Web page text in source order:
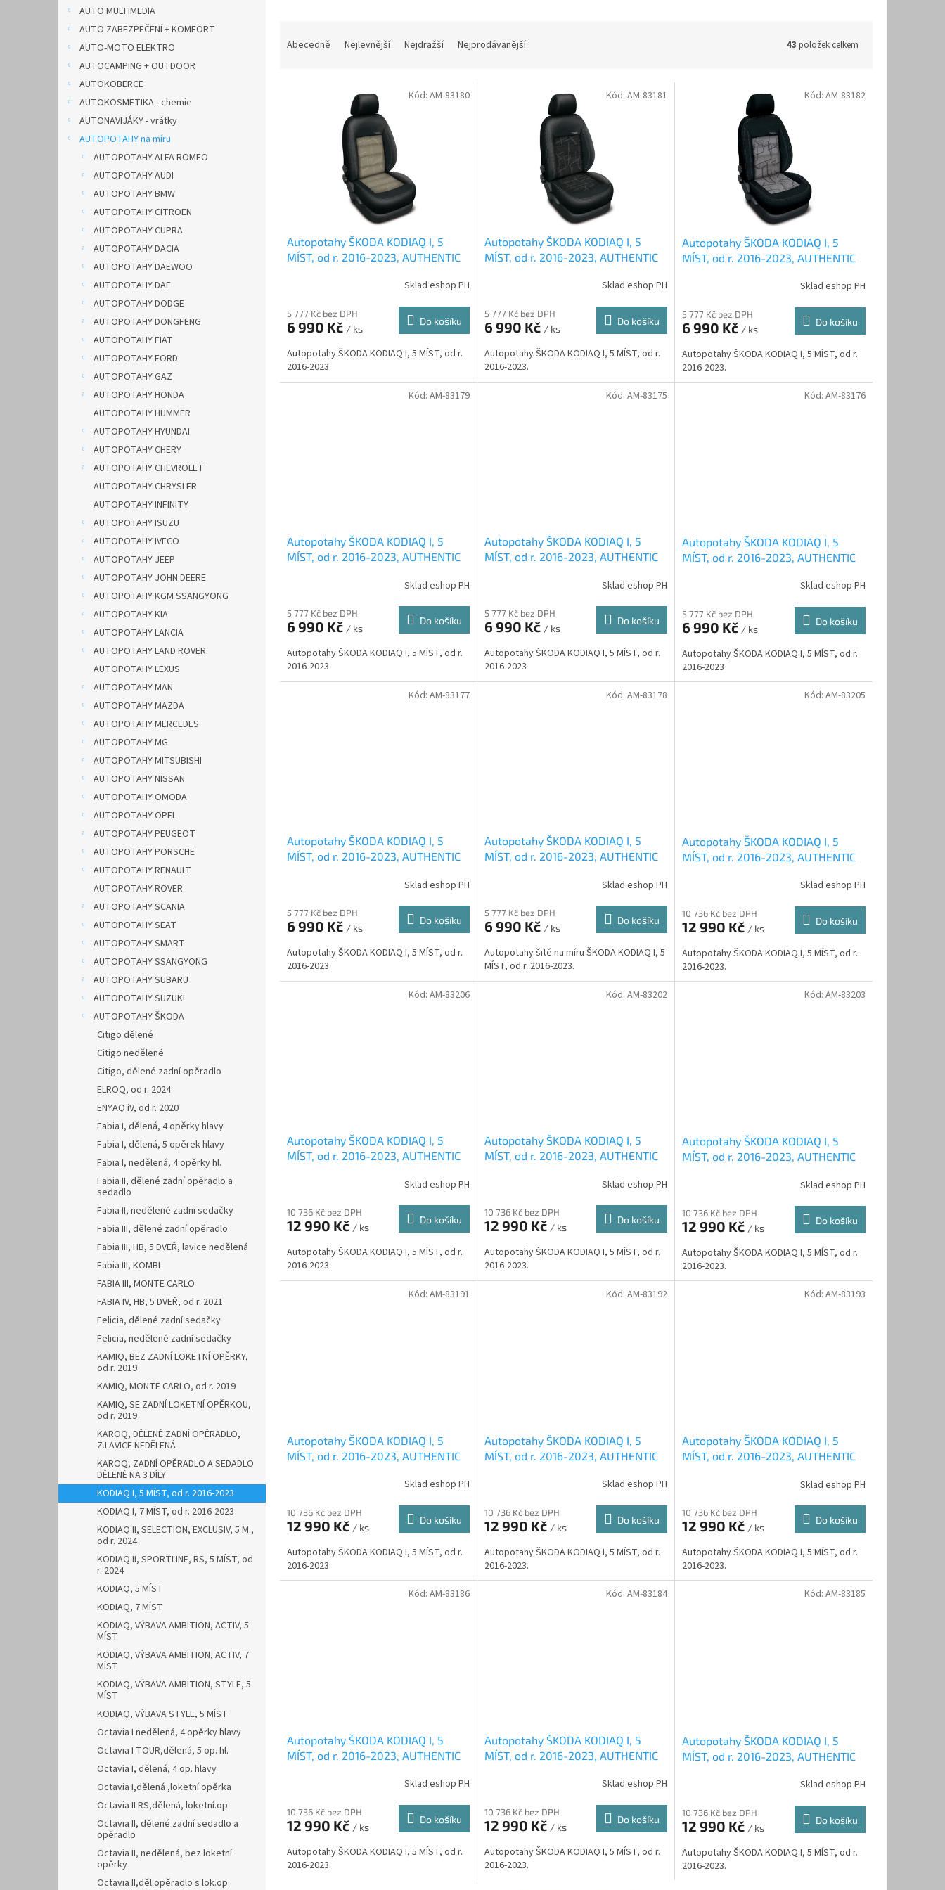
AUTO MULTIMEDIA
AUTO ZABEZPEČENÍ + KOMFORT
AUTO-MOTO ELEKTRO
AUTOCAMPING + OUTDOOR
AUTOKOBERCE
AUTOKOSMETIKA - chemie
AUTONAVIJÁKY - vrátky
AUTOPOTAHY na míru
AUTOPOTAHY ALFA ROMEO
AUTOPOTAHY AUDI
AUTOPOTAHY BMW
AUTOPOTAHY CITROEN
AUTOPOTAHY CUPRA
AUTOPOTAHY DACIA
AUTOPOTAHY DAEWOO
AUTOPOTAHY DAF
AUTOPOTAHY DODGE
AUTOPOTAHY DONGFENG
AUTOPOTAHY FIAT
AUTOPOTAHY FORD
AUTOPOTAHY GAZ
AUTOPOTAHY HONDA
AUTOPOTAHY HUMMER
AUTOPOTAHY HYUNDAI
AUTOPOTAHY CHERY
AUTOPOTAHY CHEVROLET
AUTOPOTAHY CHRYSLER
AUTOPOTAHY INFINITY
AUTOPOTAHY ISUZU
AUTOPOTAHY IVECO
AUTOPOTAHY JEEP
AUTOPOTAHY JOHN DEERE
AUTOPOTAHY KGM SSANGYONG
AUTOPOTAHY KIA
AUTOPOTAHY LANCIA
AUTOPOTAHY LAND ROVER
AUTOPOTAHY LEXUS
AUTOPOTAHY MAN
AUTOPOTAHY MAZDA
AUTOPOTAHY MERCEDES
AUTOPOTAHY MG
AUTOPOTAHY MITSUBISHI
AUTOPOTAHY NISSAN
AUTOPOTAHY OMODA
AUTOPOTAHY OPEL
AUTOPOTAHY PEUGEOT
AUTOPOTAHY PORSCHE
AUTOPOTAHY RENAULT
AUTOPOTAHY ROVER
AUTOPOTAHY SCANIA
AUTOPOTAHY SEAT
AUTOPOTAHY SMART
AUTOPOTAHY SSANGYONG
AUTOPOTAHY SUBARU
AUTOPOTAHY SUZUKI
AUTOPOTAHY ŠKODA
Citigo dělené
Citigo nedělené
Citigo, dělené zadní opěradlo
ELROQ, od r. 2024
ENYAQ iV, od r. 2020
Fabia I, dělená, 4 opěrky hlavy
Fabia I, dělená, 5 opěrek hlavy
Fabia I, nedělená, 4 opěrky hl.
Fabia II, dělené zadní opěradlo a
sedadlo
Fabia II, nedělené zadni sedačky
Fabia III, dělené zadní opěradlo
Fabia III, HB, 5 DVEŘ, lavice nedělená
Fabia III, KOMBI
FABIA III, MONTE CARLO
FABIA IV, HB, 5 DVEŘ, od r. 2021
Felicia, dělené zadní sedačky
Felicia, nedělené zadní sedačky
KAMIQ, BEZ ZADNÍ LOKETNÍ OPĚRKY,
od r. 2019
KAMIQ, MONTE CARLO, od r. 2019
KAMIQ, SE ZADNÍ LOKETNÍ OPĚRKOU,
od r. 2019
KAROQ, DĚLENÉ ZADNÍ OPĚRADLO,
Z.LAVICE NEDĚLENÁ
KAROQ, ZADNÍ OPĚRADLO A SEDADLO
DĚLENÉ NA 3 DÍLY
KODIAQ I, 5 MÍST, od r. 2016-2023
KODIAQ I, 7 MÍST, od r. 2016-2023
KODIAQ II, SELECTION, EXCLUSIV, 5 M.,
od r. 2024
KODIAQ II, SPORTLINE, RS, 5 MÍST, od
r. 2024
KODIAQ, 5 MÍST
KODIAQ, 7 MÍST
KODIAQ, VÝBAVA AMBITION, ACTIV, 5
MÍST
KODIAQ, VÝBAVA AMBITION, ACTIV, 7
MÍST
KODIAQ, VÝBAVA AMBITION, STYLE, 5
MÍST
KODIAQ, VÝBAVA STYLE, 5 MÍST
Octavia I nedělená, 4 opěrky hlavy
Octavia I TOUR,dělená, 5 op. hl.
Octavia I, dělená, 4 op. hlavy
Octavia I,dělená ,loketní opěrka
Octavia II RS,dělená, loketní.op
Octavia II, dělené zadní sedadlo a
opěradlo
Octavia II, nedělená, bez loketní
opěrky
Octavia II,děl.opěradlo s lok.op
Abecedně Nejlevnější Nejdražší Nejprodávanější 43 položek celkem
Autopotahy ŠKODA KODIAQ I, 5
MÍST, od r. 2016-2023, AUTHENTIC
Sklad eshop PH
5 777 Kč bez DPH
6 990 Kč / ks
Do košíku
Autopotahy ŠKODA KODIAQ I, 5 MÍST, od r.
2016-2023
Kód: AM-83180
Autopotahy ŠKODA KODIAQ I, 5
MÍST, od r. 2016-2023, AUTHENTIC
Sklad eshop PH
5 777 Kč bez DPH
6 990 Kč / ks
Do košíku
Autopotahy ŠKODA KODIAQ I, 5 MÍST, od r.
2016-2023.
Kód: AM-83181
Autopotahy ŠKODA KODIAQ I, 5
MÍST, od r. 2016-2023, AUTHENTIC
Sklad eshop PH
5 777 Kč bez DPH
6 990 Kč / ks
Do košíku
Autopotahy ŠKODA KODIAQ I, 5 MÍST, od r.
2016-2023.
Kód: AM-83182
Autopotahy ŠKODA KODIAQ I, 5
MÍST, od r. 2016-2023, AUTHENTIC
Sklad eshop PH
5 777 Kč bez DPH
6 990 Kč / ks
Do košíku
Autopotahy ŠKODA KODIAQ I, 5 MÍST, od r.
2016-2023
Kód: AM-83179
Autopotahy ŠKODA KODIAQ I, 5
MÍST, od r. 2016-2023, AUTHENTIC
Sklad eshop PH
5 777 Kč bez DPH
6 990 Kč / ks
Do košíku
Autopotahy ŠKODA KODIAQ I, 5 MÍST, od r.
2016-2023
Kód: AM-83175
Autopotahy ŠKODA KODIAQ I, 5
MÍST, od r. 2016-2023, AUTHENTIC
Sklad eshop PH
5 777 Kč bez DPH
6 990 Kč / ks
Do košíku
Autopotahy ŠKODA KODIAQ I, 5 MÍST, od r.
2016-2023
Kód: AM-83176
Autopotahy ŠKODA KODIAQ I, 5
MÍST, od r. 2016-2023, AUTHENTIC
Sklad eshop PH
5 777 Kč bez DPH
6 990 Kč / ks
Do košíku
Autopotahy ŠKODA KODIAQ I, 5 MÍST, od r.
2016-2023
Kód: AM-83177
Autopotahy ŠKODA KODIAQ I, 5
MÍST, od r. 2016-2023, AUTHENTIC
Sklad eshop PH
5 777 Kč bez DPH
6 990 Kč / ks
Do košíku
Autopotahy šité na míru ŠKODA KODIAQ I, 5
MÍST, od r. 2016-2023.
Kód: AM-83178
Autopotahy ŠKODA KODIAQ I, 5
MÍST, od r. 2016-2023, AUTHENTIC
Sklad eshop PH
10 736 Kč bez DPH
12 990 Kč / ks
Do košíku
Autopotahy ŠKODA KODIAQ I, 5 MÍST, od r.
2016-2023.
Kód: AM-83205
Autopotahy ŠKODA KODIAQ I, 5
MÍST, od r. 2016-2023, AUTHENTIC
Sklad eshop PH
10 736 Kč bez DPH
12 990 Kč / ks
Do košíku
Autopotahy ŠKODA KODIAQ I, 5 MÍST, od r.
2016-2023.
Kód: AM-83206
Autopotahy ŠKODA KODIAQ I, 5
MÍST, od r. 2016-2023, AUTHENTIC
Sklad eshop PH
10 736 Kč bez DPH
12 990 Kč / ks
Do košíku
Autopotahy ŠKODA KODIAQ I, 5 MÍST, od r.
2016-2023.
Kód: AM-83202
Autopotahy ŠKODA KODIAQ I, 5
MÍST, od r. 2016-2023, AUTHENTIC
Sklad eshop PH
10 736 Kč bez DPH
12 990 Kč / ks
Do košíku
Autopotahy ŠKODA KODIAQ I, 5 MÍST, od r.
2016-2023.
Kód: AM-83203
Autopotahy ŠKODA KODIAQ I, 5
MÍST, od r. 2016-2023, AUTHENTIC
Sklad eshop PH
10 736 Kč bez DPH
12 990 Kč / ks
Do košíku
Autopotahy ŠKODA KODIAQ I, 5 MÍST, od r.
2016-2023.
Kód: AM-83191
Autopotahy ŠKODA KODIAQ I, 5
MÍST, od r. 2016-2023, AUTHENTIC
Sklad eshop PH
10 736 Kč bez DPH
12 990 Kč / ks
Do košíku
Autopotahy ŠKODA KODIAQ I, 5 MÍST, od r.
2016-2023.
Kód: AM-83192
Autopotahy ŠKODA KODIAQ I, 5
MÍST, od r. 2016-2023, AUTHENTIC
Sklad eshop PH
10 736 Kč bez DPH
12 990 Kč / ks
Do košíku
Autopotahy ŠKODA KODIAQ I, 5 MÍST, od r.
2016-2023.
Kód: AM-83193
Autopotahy ŠKODA KODIAQ I, 5
MÍST, od r. 2016-2023, AUTHENTIC
Sklad eshop PH
10 736 Kč bez DPH
12 990 Kč / ks
Do košíku
Autopotahy ŠKODA KODIAQ I, 5 MÍST, od r.
2016-2023.
Kód: AM-83186
Autopotahy ŠKODA KODIAQ I, 5
MÍST, od r. 2016-2023, AUTHENTIC
Sklad eshop PH
10 736 Kč bez DPH
12 990 Kč / ks
Do košíku
Autopotahy ŠKODA KODIAQ I, 5 MÍST, od r.
2016-2023.
Kód: AM-83184
Autopotahy ŠKODA KODIAQ I, 5
MÍST, od r. 2016-2023, AUTHENTIC
Sklad eshop PH
10 736 Kč bez DPH
12 990 Kč / ks
Do košíku
Autopotahy ŠKODA KODIAQ I, 5 MÍST, od r.
2016-2023.
Kód: AM-83185